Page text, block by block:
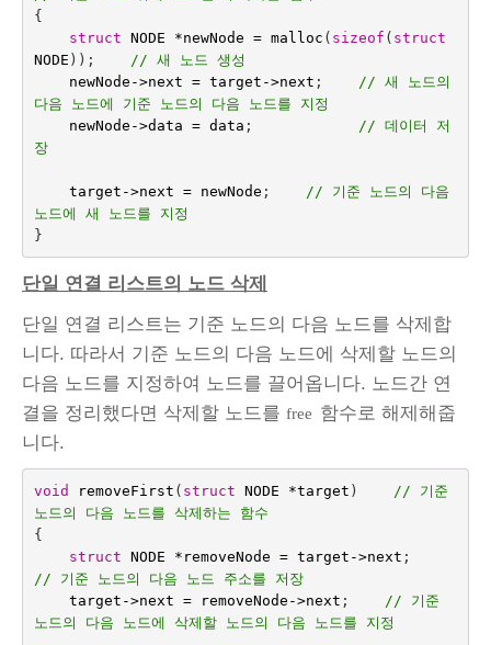
{
struct NODE *newNode = malloc ( sizeof ( struct
NODE ));
// 새 노드 생성
newNode ->next = target ->next ;
// 새 노드의
다음 노드에 기준 노드의 다음 노드를 지정
newNode ->data = data ;
// 데이터 저
장
target ->next = newNode ;
// 기준 노드의 다음
노드에 새 노드를 지정
}
단일 연결 리스트의 노드 삭제
단일 연결 리스트는 기준 노드의 다음 노드를 삭제합
니다. 따라서 기준 노드의 다음 노드에 삭제할 노드의
다음 노드를 지정하여 노드를 끌어옵니다. 노드간 연
결을 정리했다면 삭제할 노드를 free 함수로 해제해줍
니다.
void removeFirst ( struct NODE *target )
// 기준
노드의 다음 노드를 삭제하는 함수
{
struct NODE * removeNode = target ->next ;
// 기준 노드의 다음 노드 주소를 저장
target ->next = removeNode ->next ;
// 기준
노드의 다음 노드에 삭제할 노드의 다음 노드를 지정